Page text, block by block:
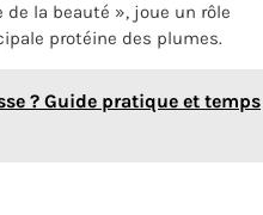
la beauté », joue un rôle
protéine des plumes.
? Guide pratique et temps